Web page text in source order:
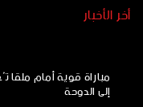
أخر الأخبار
مباراة قوية أمام
إلى الدوحة